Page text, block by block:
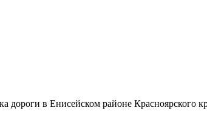
в Енисейском районе Красноярского